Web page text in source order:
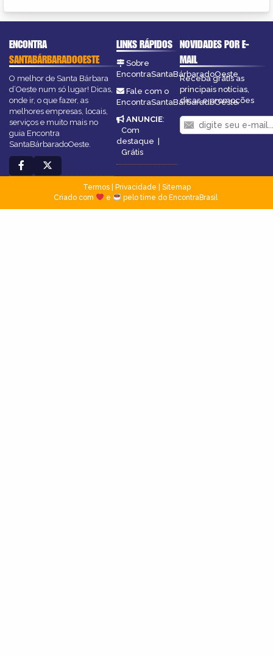
ENCONTRA
SANTABÁRBARADOOESTE
O melhor de Santa Bárbara
d’Oeste num só lugar! Dicas,
onde ir, o que fazer, as
melhores empresas, locais,
serviços e muito mais no
guia Encontra
SantaBárbaradoOeste.
LINKS RÁPIDOS
Sobre
EncontraSantaBárbaradoOeste
Fale com o
EncontraSantaBárbaradoOeste
ANUNCIE:
Com
destaque |
Grátis
NOVIDADES POR E-
MAIL
Receba grátis as
principais notícias,
dicas e promoções
Termos| Privacidade
Sitemap
Criado com
e pelo time do EncontraBrasil